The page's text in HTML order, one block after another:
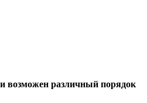
возможен различный порядок